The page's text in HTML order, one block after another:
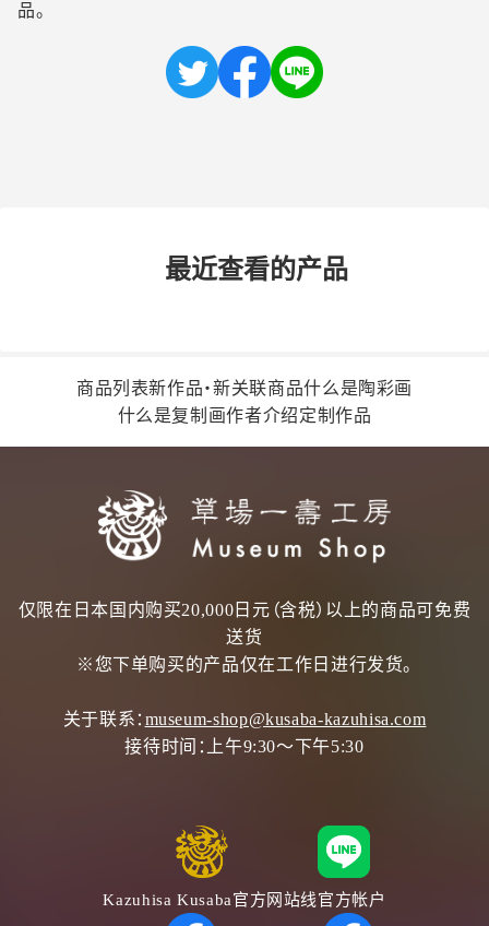
品。
最近查看的产品
商品列表新作品・新关联商品什么是陶彩画
什么是复制画作者介绍定制作品
仅限在日本国内购买20,000日元（含税）以上的商品可免费
送货
※您下单购买的产品仅在工作日进行发货。
关于联系： museum-shop@kusaba-kazuhisa.com
接待时间：
上午9:30～下午5:30
Kazuhisa Kusaba官方网站线官方帐户